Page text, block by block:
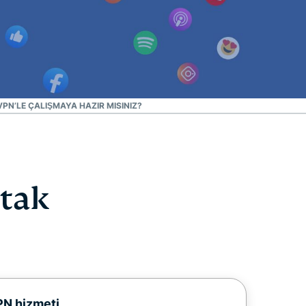
ÇALIŞMAYA HAZIR MISINIZ?